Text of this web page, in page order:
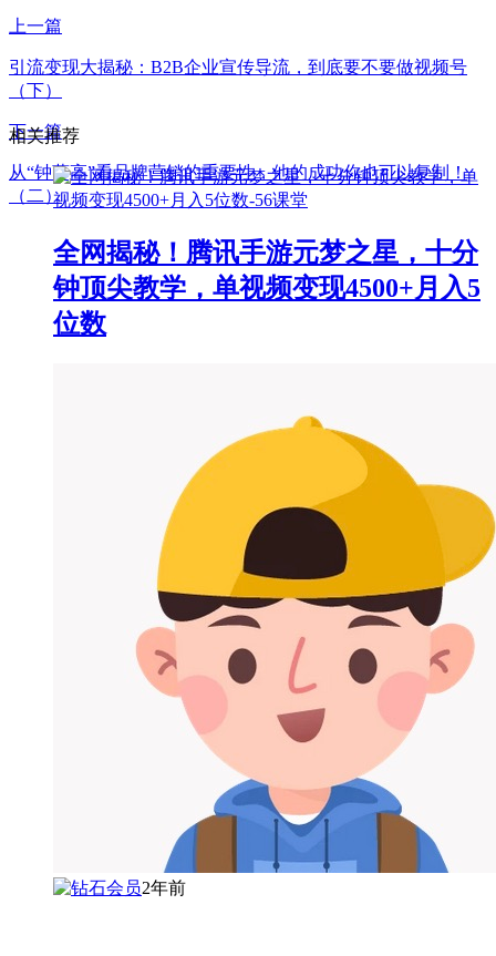
上一篇
引流变现大揭秘：B2B企业宣传导流，到底要不要做视频号
（下）
下一篇
从“钟薛高”看品牌营销的重要性，他的成功你也可以复制！
（二）
相关推荐
全网揭秘！腾讯手游元梦之星，十分
钟顶尖教学，单视频变现4500+月入5
位数
2年前